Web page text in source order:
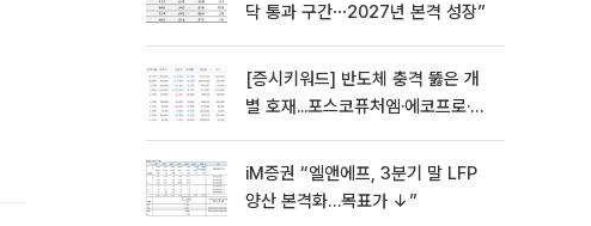
닥 통과 구간⋯2027년 본격 성장”
[증시키워드] 반도체 충격 뚫은 개
별 호재...포스코퓨처엠·에코프로·한
iM증권 “엘앤에프, 3분기 말 LFP
양산 본격화…목표가 ↓”